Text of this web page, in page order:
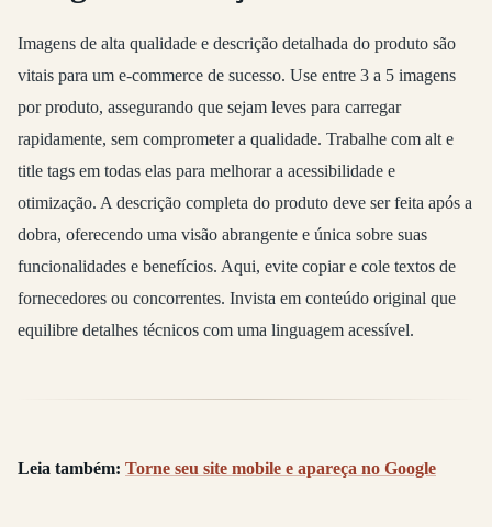
Imagens de alta qualidade e descrição detalhada do produto são
vitais para um e-commerce de sucesso. Use entre 3 a 5 imagens
por produto, assegurando que sejam leves para carregar
rapidamente, sem comprometer a qualidade. Trabalhe com alt e
title tags em todas elas para melhorar a acessibilidade e
otimização. A descrição completa do produto deve ser feita após a
dobra, oferecendo uma visão abrangente e única sobre suas
funcionalidades e benefícios. Aqui, evite copiar e cole textos de
fornecedores ou concorrentes. Invista em conteúdo original que
equilibre detalhes técnicos com uma linguagem acessível.
Leia também: Torne seu site mobile e apareça no Google